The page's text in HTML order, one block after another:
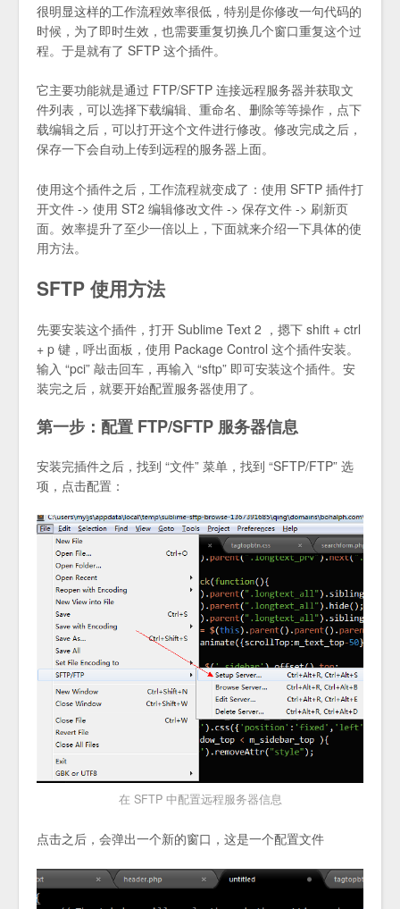
很明显这样的工作流程效率很低，特别是你修改一句代码的
时候，为了即时生效，也需要重复切换几个窗口重复这个过
程。于是就有了 SFTP 这个插件。
它主要功能就是通过 FTP/SFTP 连接远程服务器并获取文
件列表，可以选择下载编辑、重命名、删除等等操作，点下
载编辑之后，可以打开这个文件进行修改。修改完成之后，
保存一下会自动上传到远程的服务器上面。
使用这个插件之后，工作流程就变成了：使用 SFTP 插件打
开文件 -> 使用 ST2 编辑修改文件 -> 保存文件 -> 刷新页
面。效率提升了至少一倍以上，下面就来介绍一下具体的使
用方法。
SFTP 使用方法
先要安装这个插件，打开 Sublime Text 2 ，摁下 shift + ctrl
+ p 键，呼出面板，使用 Package Control 这个插件安装。
输入 “pci” 敲击回车，再输入 “sftp” 即可安装这个插件。安
装完之后，就要开始配置服务器使用了。
第一步：配置 FTP/SFTP 服务器信息
安装完插件之后，找到 “文件” 菜单，找到 “SFTP/FTP” 选
项，点击配置：
在 SFTP 中配置远程服务器信息
点击之后，会弹出一个新的窗口，这是一个配置文件